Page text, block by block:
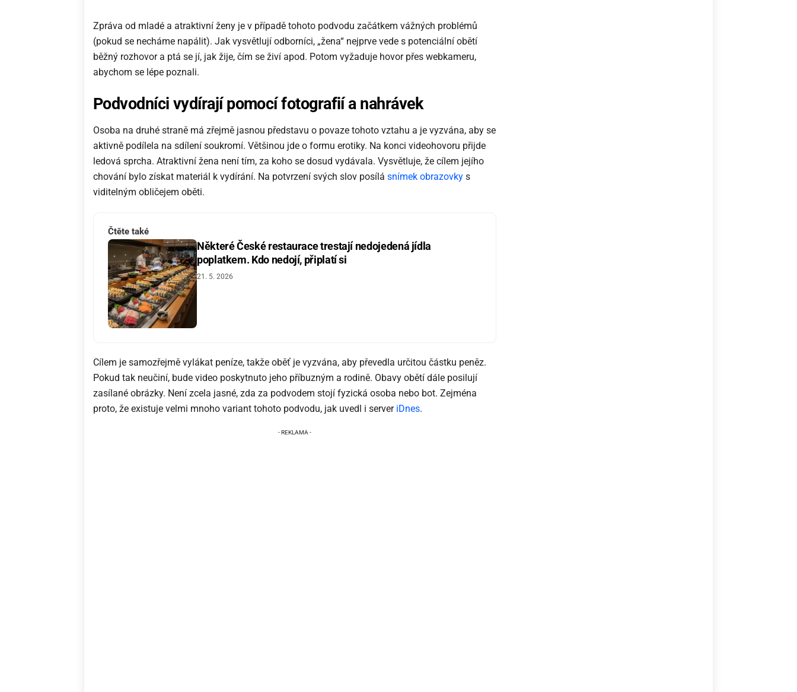
Zpráva od mladé a atraktivní ženy je v případě tohoto podvodu začátkem vážných problémů
(pokud se necháme napálit). Jak vysvětlují odborníci, „žena“ nejprve vede s potenciální obětí
běžný rozhovor a ptá se jí, jak žije, čím se živí apod. Potom vyžaduje hovor přes webkameru,
abychom se lépe poznali.
Podvodníci vydírají pomocí fotografií a nahrávek
Osoba na druhé straně má zřejmě jasnou představu o povaze tohoto vztahu a je vyzvána, aby se
aktivně podílela na sdílení soukromí. Většinou jde o formu erotiky. Na konci videohovoru přijde
ledová sprcha. Atraktivní žena není tím, za koho se dosud vydávala. Vysvětluje, že cílem jejího
chování bylo získat materiál k vydírání. Na potvrzení svých slov posílá snímek obrazovky s
viditelným obličejem oběti.
Čtěte také
Některé České restaurace trestají nedojedená jídla
poplatkem. Kdo nedojí, připlatí si
21. 5. 2026
Cílem je samozřejmě vylákat peníze, takže oběť je vyzvána, aby převedla určitou částku peněz.
Pokud tak neučiní, bude video poskytnuto jeho příbuzným a rodině. Obavy obětí dále posilují
zasílané obrázky. Není zcela jasné, zda za podvodem stojí fyzická osoba nebo bot. Zejména
proto, že existuje velmi mnoho variant tohoto podvodu, jak uvedl i server iDnes.